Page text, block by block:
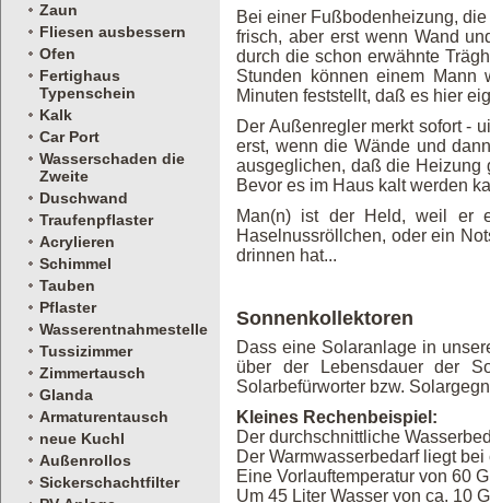
Zaun
Fliesen ausbessern
Ofen
Fertighaus
Typenschein
Kalk
Car Port
Wasserschaden die
Zweite
Duschwand
Traufenpflaster
Acrylieren
Schimmel
Tauben
Pflaster
Wasserentnahmestelle
Tussizimmer
Zimmertausch
Glanda
Armaturentausch
neue Kuchl
Außenrollos
Sickerschachtfilter
Bei einer Fußbodenheizung,
frisch, aber erst wenn Wand
durch die schon erwähnte
Stunden können einem Mann
Minuten feststellt, daß es hier
Der Außenregler merkt sofort -
erst, wenn die Wände und
ausgeglichen, daß die Heizung
Bevor es im Haus kalt werden
Man(n) ist der Held, weil er
Haselnussröllchen, oder ein
drinnen hat...
Sonnenkollektoren
Dass eine Solaranlage in
über der Lebensdauer der
Solarbefürworter bzw.
Kleines Rechenbeispiel:
Der durchschnittliche
Der Warmwasserbedarf liegt
Eine Vorlauftemperatur von 60
Um 45 Liter Wasser von ca. 10